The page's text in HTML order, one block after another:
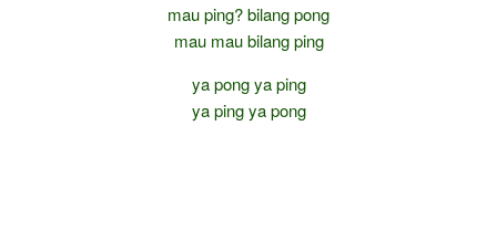
mau ping? bilang pong
mau mau bilang ping
ya pong ya ping
ya ping ya pong